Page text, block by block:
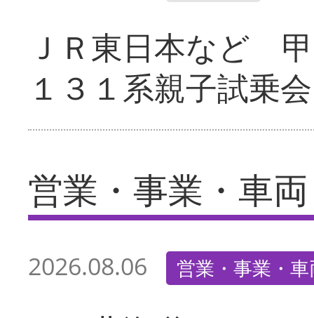
ＪＲ東日本など
１３１系親子試乗会
営業・事業・車両
2026.08.06 営業・事業・